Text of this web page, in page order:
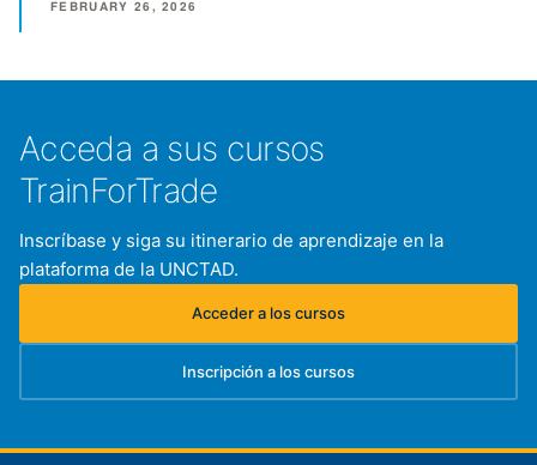
FEBRUARY 26, 2026
Acceda a sus cursos
TrainForTrade
Inscríbase y siga su itinerario de aprendizaje en la
plataforma de la UNCTAD.
Acceder a los cursos
(se abre en una nueva pestaña)
Inscripción a los cursos
(se abre en una nueva pestaña)